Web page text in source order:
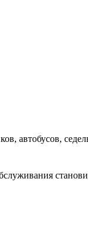
автобусов,